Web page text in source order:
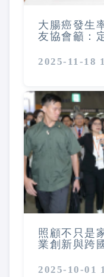
大腸癌發生
友協會籲：
2025-11-18
照顧不只是
業創新與跨
2025-10-01